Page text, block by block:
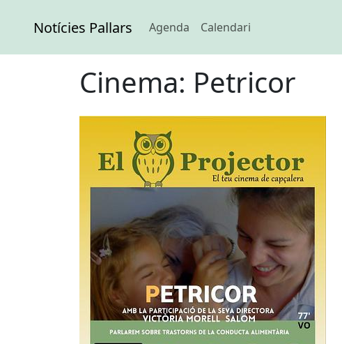
Notícies Pallars Agenda Calendari
Cinema: Petricor